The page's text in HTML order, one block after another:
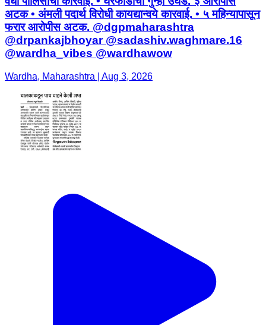
अटक • अंमली पदार्थ विरोधी कायद्यान्वये कारवाई. • ५ महिन्यापासून
फरार आरोपीस अटक. @dgpmaharashtra
@drpankajbhoyar @sadashiv.waghmare.16
@wardha_vibes @wardhawow
Wardha, Maharashtra | Aug 3, 2026